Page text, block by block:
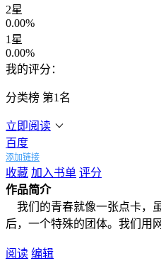
2星
0.00%
1星
0.00%
我的评分：
分类榜 第1名
立即阅读
百度
添加链接
收藏 加入书单 评分
作品简介
我们的青春就像一张点卡，
后，一个特殊的团体。我们用
阅读 编辑